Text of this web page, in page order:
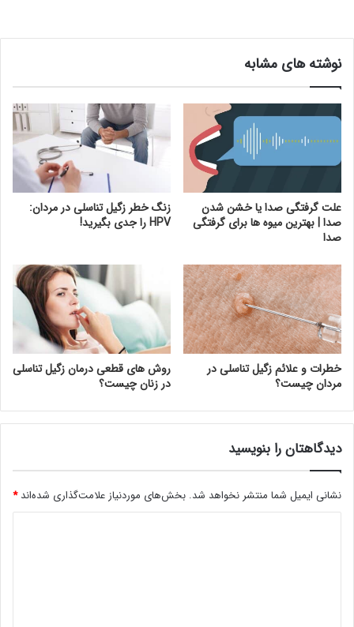
نوشته های مشابه
علت گرفتگی صدا یا خشن شدن
صدا | بهترین میوه ها برای گرفتگی
صدا
زنگ خطر زگیل تناسلی در مردان:
HPV را جدی بگیرید!
خطرات و علائم زگیل تناسلی در
مردان چیست؟
روش های قطعی درمان زگیل تناسلی
در زنان چیست؟
دیدگاهتان را بنویسید
نشانی ایمیل شما منتشر نخواهد شد. بخش‌های موردنیاز علامت‌گذاری شده‌اند*